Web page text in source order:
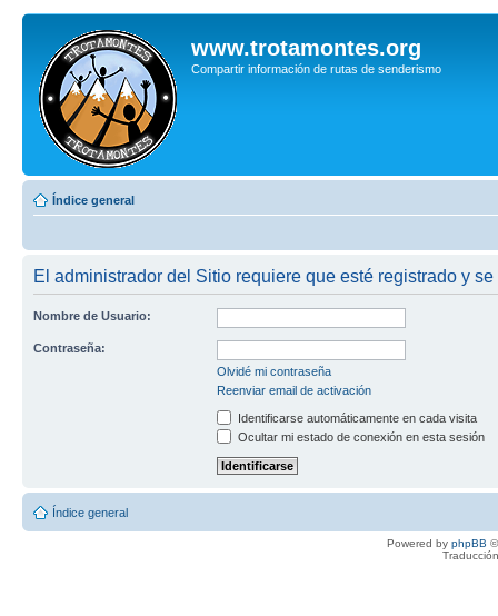
www.trotamontes.org
Compartir información de rutas de senderismo
Índice general
El administrador del Sitio requiere que esté registrado y
Nombre de Usuario:
Contraseña:
Olvidé mi contraseña
Reenviar email de activación
Identificarse automáticamente en cada visita
Ocultar mi estado de conexión en esta sesión
Índice general
Powered by phpBB